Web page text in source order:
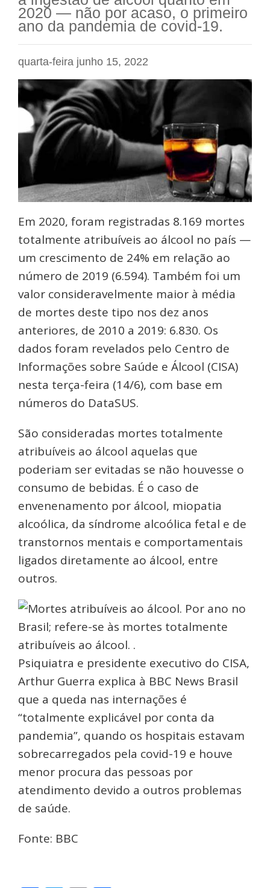
2020 — não por acaso, o primeiro
ano da pandemia de covid-19.
quarta-feira junho 15, 2022
Em 2020, foram registradas 8.169 mortes
totalmente atribuíveis ao álcool no país —
um crescimento de 24% em relação ao
número de 2019 (6.594). Também foi um
valor consideravelmente maior à média
de mortes deste tipo nos dez anos
anteriores, de 2010 a 2019: 6.830. Os
dados foram revelados pelo Centro de
Informações sobre Saúde e Álcool (CISA)
nesta terça-feira (14/6), com base em
números do DataSUS.
São consideradas mortes totalmente
atribuíveis ao álcool aquelas que
poderiam ser evitadas se não houvesse o
consumo de bebidas. É o caso de
envenenamento por álcool, miopatia
alcoólica, da síndrome alcoólica fetal e de
transtornos mentais e comportamentais
ligados diretamente ao álcool, entre
outros.
Psiquiatra e presidente executivo do CISA,
Arthur Guerra explica à BBC News Brasil
que a queda nas internações é
“totalmente explicável por conta da
pandemia”, quando os hospitais estavam
sobrecarregados pela covid-19 e houve
menor procura das pessoas por
atendimento devido a outros problemas
de saúde.
Fonte: BBC